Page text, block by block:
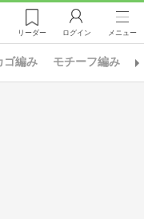
リーダー ログイン メニュー
ゴ編み モチーフ編み